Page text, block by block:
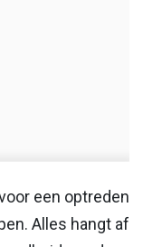
een optreden
Alles hangt af